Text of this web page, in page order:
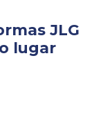
JLG
lugar